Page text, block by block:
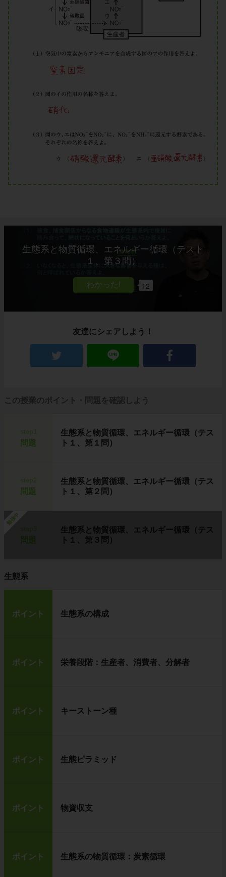
生態系と物質循環、エネルギー循環（テスト
１、第３問）
12
友達にシェアしよう！
この授業のポイント・問題を確認しよう
問題
生態系と物質循環、エネルギー循環（テス
ト１、第１問）
問題
生態系と物質循環、エネルギー循環（テス
ト１、第２問）
勉強中
生態系と物質循環、エネルギー循環（テス
ト１、第３問）
生態系
ポイント 生態系の構成
ポイント 栄養段階：生産者、消費者、分解者
ポイント キーストーン種
ポイント 生態ピラミッド
ポイント 物資収支
ポイント 生態系の物質循環：炭素循環